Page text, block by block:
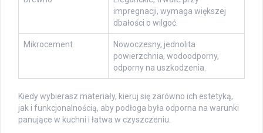
impregnacji, wymaga większej
dbałości o wilgoć.
Mikrocement
Nowoczesny, jednolita
powierzchnia, wodoodporny,
odporny na uszkodzenia.
Kiedy wybierasz materiały, kieruj się zarówno ich estetyką,
jak i funkcjonalnością, aby podłoga była odporna na warunki
panujące w kuchni i łatwa w czyszczeniu.